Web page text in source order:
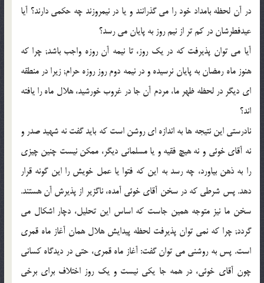
در آن لحظه بامداد خود را مي گذرانند و يا در نيمروزند چه حكمي دارند؟ آيا
عيدفطرشان در كم تر از نيم روز به پايان مي رسد؟
آيا مي توان پذيرفت كه در يك روز، تا نيمه آن روزه واجب باشد; چرا كه
هنوز ماه رمضان به پايان نرسيده و در نيمه دوم روز روزه حرام; زيرا در منطقه
اي ديگر در لحظه ظهر ما، مردم آن جا در غروب خورشيد، هلال ماه را يافته
اند؟
نادرستي اين نتيجه ها به اندازه اي روشن است كه بايد گفت نه شهيد صدر و
نه آقاي خوئي و نه هيچ فقيه و يا مسلماني ديگر، ممكن نيست چنين چيزي
را به ذهن بياورد، چه رسد به اين كه فتوا يا عمل خويش را اين گونه قرار
دهد. پس شرطي كه در سخن آقاي خوئي آمده، ناگزير از پذيرش آن هستند.
سخن ما نيز متوجه همين جاست كه اساس اين تحليل، دچار اشكال مي
گردد; چرا كه نمي توان پذيرفت لحظه پيدايش هلال همان آغاز ماه قمري
است. پس به روشني مي توان گفت: آغاز ماه قمري، حتي در ديدگاه كساني
چون آقاي خوئي، در همه جا يكي نيست و يك روز اختلاف براي برخي